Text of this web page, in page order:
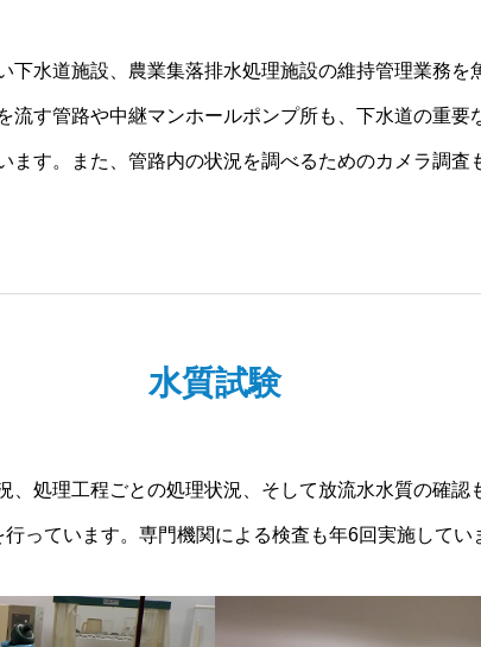
下水道施設、農業集落排水処理施設の維持管理業務を
流す管路や中継マンホールポンプ所も、下水道の重要
ます。また、管路内の状況を調べるためのカメラ調査
水質試験
、処理工程ごとの処理状況、そして放流水水質の確認
っています。専門機関による検査も年6回実施してい